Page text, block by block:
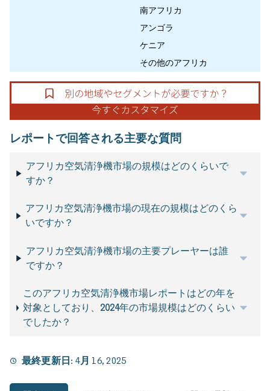
南アフリカ
アンゴラ
ケニア
その他のアフリカ
レポートで回答される主要な質問
アフリカ空気清浄機市場の規模はどのくらいで
すか？
アフリカ空気清浄機市場の現在の規模はどのくら
いですか？
アフリカ空気清浄機市場の主要プレーヤーは誰
ですか？
このアフリカ空気清浄機市場レポートはどの年を
対象としており、2024年の市場規模はどのくらい
でしたか？
最終更新日: 4月 16, 2025